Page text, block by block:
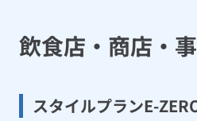
飲食店・商店・
スタイルプランE-